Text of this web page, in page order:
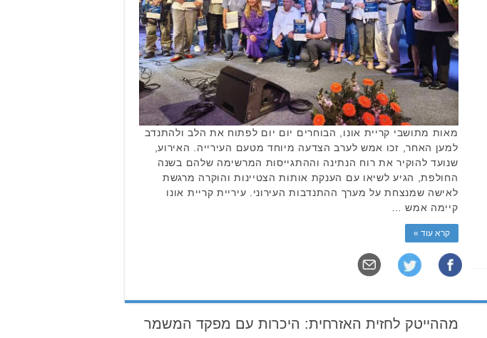
מאות מתושבי קריית אונו, הבוחרים יום יום לפתוח את הלב ולהתנדב
למען האחר, זכו אמש לערב הצדעה מיוחד מטעם העירייה. האירוע,
שנועד להוקיר את רוח הנתינה וההתגייסות המרשימה שלהם בשנה
החולפת, הגיע לשיאו עם הענקת אותות הצטיינות והוקרה מרגשת
לאישה שמנצחת על מערך ההתנדבות העירוני. עיריית קריית אונו
קיימה אמש …
קרא עוד »
מההייטק לחזית האזרחית: היכרות עם מפקד המשמר